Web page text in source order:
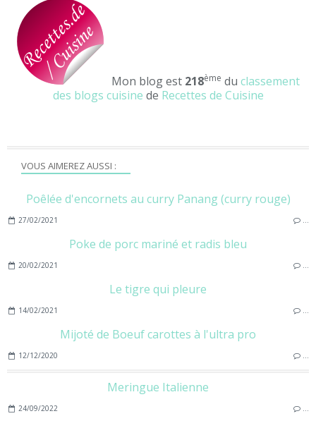
VOUS AIMEREZ AUSSI :
Poêlée d'encornets au curry Panang (curry rouge)
27/02/2021
Poke de porc mariné et radis bleu
20/02/2021
Le tigre qui pleure
14/02/2021
Mijoté de Boeuf carottes à l'ultra pro
12/12/2020
Meringue Italienne
24/09/2022
Mon blog est 218ème du classement
des blogs cuisine de Recettes de Cuisine